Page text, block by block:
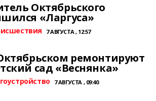
Октябрьского
«Ларгуса»
7 АВГУСТА , 12:57
ремонтируют
сад «Веснянка»
7 АВГУСТА , 09:40